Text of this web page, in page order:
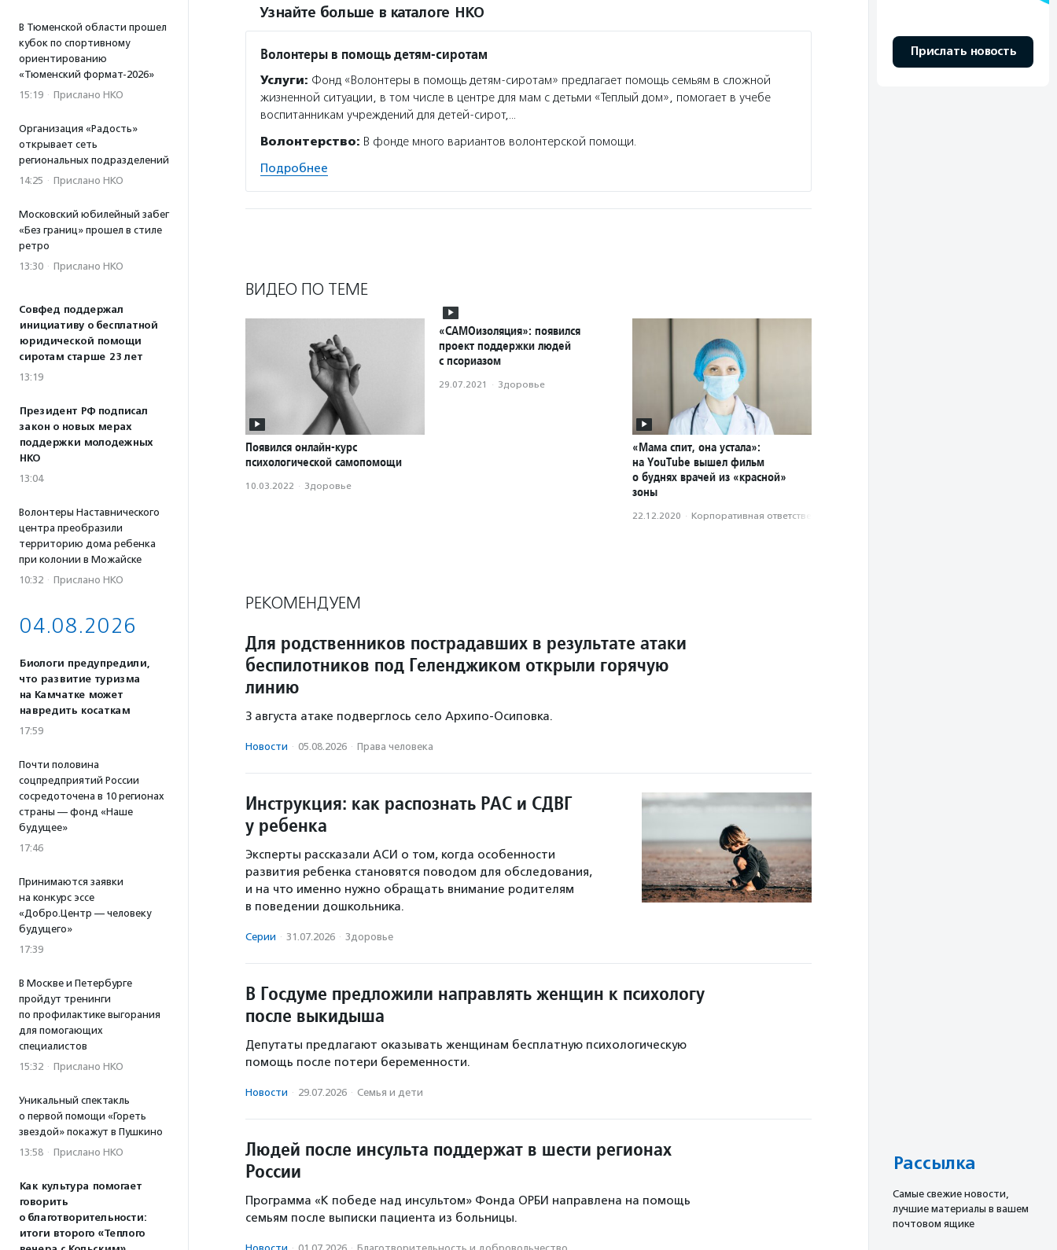
В Тюменской области прошел
кубок по спортивному
ориентированию
«Тюменский формат-2026»
15:19 · Прислано НКО
Организация «Радость»
открывает сеть
региональных подразделений
14:25 · Прислано НКО
Московский юбилейный забег
«Без границ» прошел в стиле
ретро
13:30 · Прислано НКО
Совфед поддержал
инициативу о бесплатной
юридической помощи
сиротам старше 23 лет
13:19
Президент РФ подписал
закон о новых мерах
поддержки молодежных
НКО
13:04
Волонтеры Наставнического
центра преобразили
территорию дома ребенка
при колонии в Можайске
10:32 · Прислано НКО
04.08.2026
Биологи предупредили,
что развитие туризма
на Камчатке может
навредить косаткам
17:59
Почти половина
соцпредприятий России
сосредоточена в 10 регионах
страны — фонд «Наше
будущее»
17:46
Принимаются заявки
на конкурс эссе
«Добро.Центр — человеку
будущего»
17:39
В Москве и Петербурге
пройдут тренинги
по профилактике выгорания
для помогающих
специалистов
15:32 · Прислано НКО
Уникальный спектакль
о первой помощи «Гореть
звездой» покажут в Пушкино
13:58 · Прислано НКО
Как культура помогает
говорить
о благотворительности:
итоги второго «Теплого
Узнайте больше в каталоге НКО
Волонтеры в помощь детям-сиротам
Услуги: Фонд «Волонтеры в помощь детям-сиротам» предлагает помощь семьям в сложной
жизненной ситуации, в том числе в центре для мам с детьми «Теплый дом», помогает в учебе
воспитанникам учреждений для детей-сирот,…
Волонтерство: В фонде много вариантов волонтерской помощи.
Подробнее
ВИДЕО ПО ТЕМЕ
Появился онлайн-курс
психологической самопомощи
10.03.2022 · Здоровье
«САМОизоляция»: появился
проект поддержки людей
с псориазом
29.07.2021 · Здоровье
«Мама спит, она устала»:
на YouTube вышел фильм
о буднях врачей из «красной»
зоны
22.12.2020 · Корпоративная ответственность
РЕКОМЕНДУЕМ
Для родственников пострадавших в результате атаки
беспилотников под Геленджиком открыли горячую
линию
3 августа атаке подверглось село Архипо‑Осиповка.
Новости · 05.08.2026 · Права человека
Инструкция: как распознать РАС и СДВГ
у ребенка
Эксперты рассказали АСИ о том, когда особенности
развития ребенка становятся поводом для обследования,
и на что именно нужно обращать внимание родителям
в поведении дошкольника.
Серии · 31.07.2026 · Здоровье
В Госдуме предложили направлять женщин к психологу
после выкидыша
Депутаты предлагают оказывать женщинам бесплатную психологическую
помощь после потери беременности.
Новости · 29.07.2026 · Семья и дети
Людей после инсульта поддержат в шести регионах
России
Программа «К победе над инсультом» Фонда ОРБИ направлена на помощь
семьям после выписки пациента из больницы.
Прислать новость
Рассылка
Cамые свежие новости,
лучшие материалы в вашем
почтовом ящике